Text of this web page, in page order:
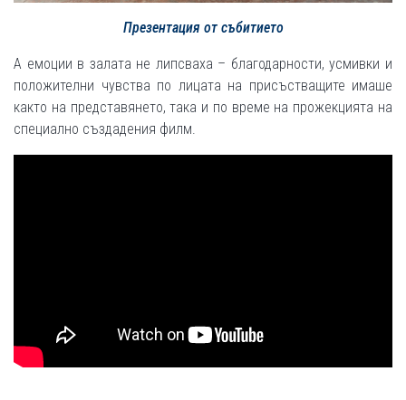
Презентация от събитието
А емоции в залата не липсваха – благодарности, усмивки и
положителни чувства по лицата на присъстващите имаше
както на представянето, така и по време на прожекцията на
специално създадения филм.